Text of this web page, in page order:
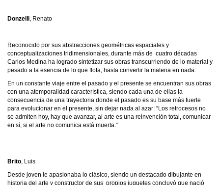
Donzelli, Renato
Reconocido por sus abstracciones geométricas espaciales y
conceptualizaciones tridimensionales, durante más de cuatro décadas
Carlos Medina ha logrado sintetizar sus obras transcurriendo de lo material y
pesado a la esencia de lo que flota, hasta convertir la materia en nada.
En un constante viaje entre el pasado y el presente se encuentran sus obras
con una atemporalidad característica, siendo cada una de ellas la
consecuencia de una trayectoria donde el pasado es su base más fuerte
para evolucionar en el presente, sin dejar nada al azar: “Los retrocesos no
se admiten hoy, hay que avanzar, al arte es una reinvención total, comunicar
en sí, si el arte no comunica está muerta.”
Brito, Luis
Desde joven le apasionaba lo clásico, siendo un destacado dibujante en
historia del arte y constructor de sus propios juguetes concluyó que nació